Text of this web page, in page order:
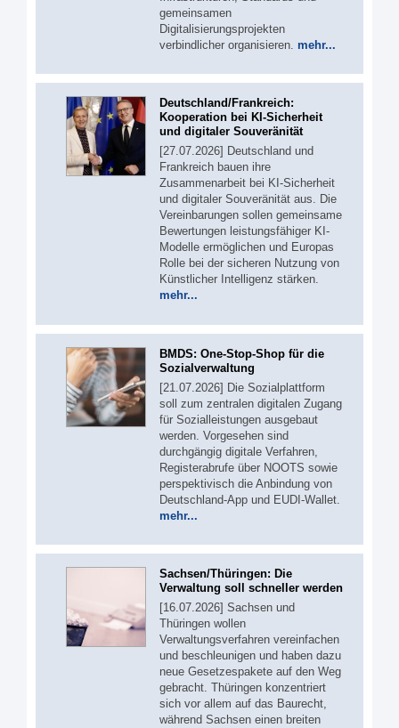
gemeinsamen
Digitalisierungsprojekten
verbindlicher organisieren. mehr...
Deutschland/Frankreich:
Kooperation bei KI-Sicherheit
und digitaler Souveränität
[27.07.2026] Deutschland und
Frankreich bauen ihre
Zusammenarbeit bei KI-Sicherheit
und digitaler Souveränität aus. Die
Vereinbarungen sollen gemeinsame
Bewertungen leistungsfähiger KI-
Modelle ermöglichen und Europas
Rolle bei der sicheren Nutzung von
Künstlicher Intelligenz stärken.
mehr...
BMDS: One-Stop-Shop für die
Sozialverwaltung
[21.07.2026] Die Sozialplattform
soll zum zentralen digitalen Zugang
für Sozialleistungen ausgebaut
werden. Vorgesehen sind
durchgängig digitale Verfahren,
Registerabrufe über NOOTS sowie
perspektivisch die Anbindung von
Deutschland-App und EUDI-Wallet.
mehr...
Sachsen/Thüringen: Die
Verwaltung soll schneller werden
[16.07.2026] Sachsen und
Thüringen wollen
Verwaltungsverfahren vereinfachen
und beschleunigen und haben dazu
neue Gesetzespakete auf den Weg
gebracht. Thüringen konzentriert
sich vor allem auf das Baurecht,
während Sachsen einen breiten